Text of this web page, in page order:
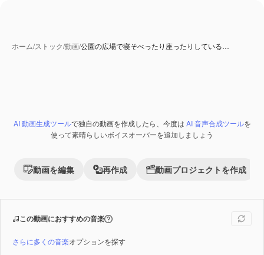
ホーム/ストック/動画/公園の広場で寝そべったり座ったりしている…
Premium
AI 動画生成ツールで独自の動画を作成したら、今度は AI 音声合成ツールを
使って素晴らしいボイスオーバーを追加しましょう
動画を編集 再作成 動画プロジェクトを作成
この動画におすすめの音楽
さらに多くの音楽オプションを探す